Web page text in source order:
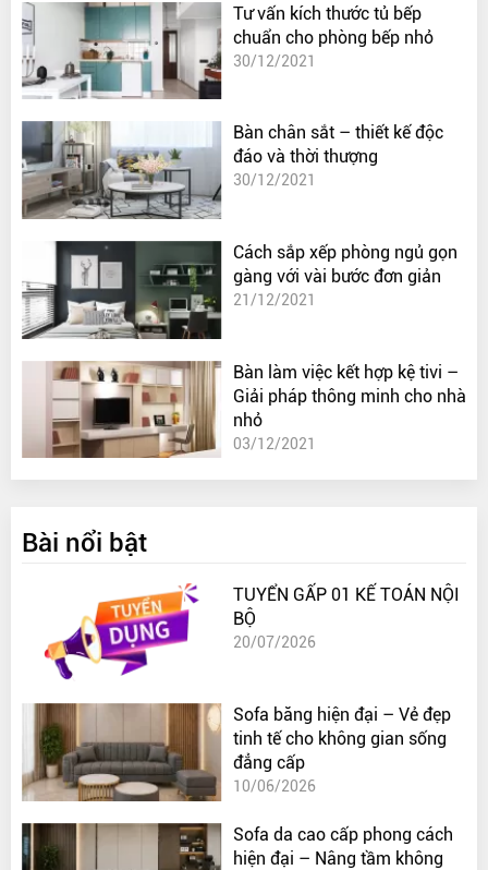
Tư vấn kích thước tủ bếp
chuẩn cho phòng bếp nhỏ
30/12/2021
Bàn chân sắt – thiết kế độc
đáo và thời thượng
30/12/2021
Cách sắp xếp phòng ngủ gọn
gàng với vài bước đơn giản
21/12/2021
Bàn làm việc kết hợp kệ tivi –
Giải pháp thông minh cho nhà
nhỏ
03/12/2021
Bài nổi bật
TUYỂN GẤP 01 KẾ TOÁN NỘI
BỘ
20/07/2026
Sofa băng hiện đại – Vẻ đẹp
tinh tế cho không gian sống
đẳng cấp
10/06/2026
Sofa da cao cấp phong cách
hiện đại – Nâng tầm không